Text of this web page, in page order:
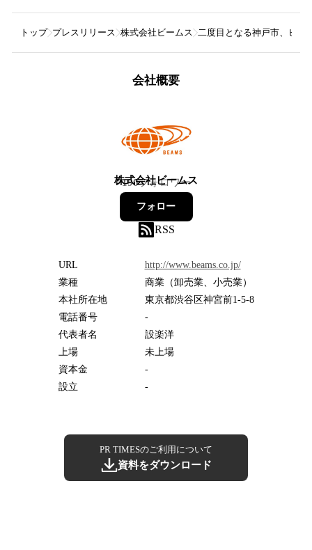
トップ プレスリリース 株式会社ビームス 二度目となる神戸市、ビー
会社概要
株式会社ビームス
190フォロワー
フォロー
RSS
URL
http://www.beams.co.jp/
業種
商業（卸売業、小売業）
本社所在地
東京都渋谷区神宮前1-5-8
電話番号
-
代表者名
設楽洋
上場
未上場
資本金
-
設立
-
PR TIMESのご利用について
資料をダウンロード